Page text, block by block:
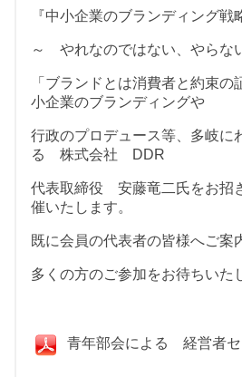
『中小企業のブランディング戦
～ やれなのではない、やらな
「ブランドとは消費者と約束の
小企業のブランディングや
行政のプロデュース等、多岐に
る 株式会社 DDR
代表取締役 安藤竜二氏をお招
催いたします。
既に会員の代表者の皆様へご案
多くの方のご参加をお待ちいた
青年部会による 経営者セ